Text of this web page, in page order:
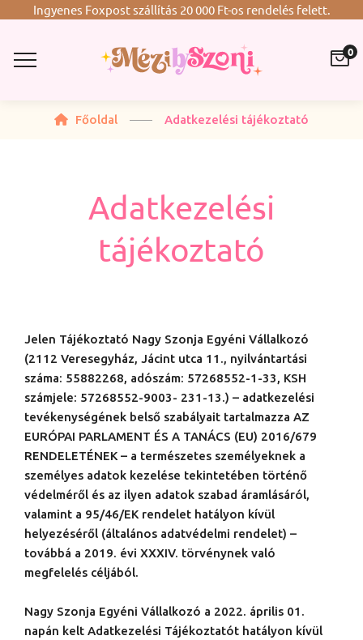
Ingyenes Foxpost szállítás 20 000 Ft-os rendelés felett.
0
Főoldal Adatkezelési tájékoztató
Adatkezelési
tájékoztató
Jelen Tájékoztató Nagy Szonja Egyéni Vállalkozó
(2112 Veresegyház, Jácint utca 11., nyilvántartási
száma: 55882268, adószám: 57268552-1-33, KSH
számjele: 57268552-9003- 231-13.) – adatkezelési
tevékenységének belső szabályait tartalmazza AZ
EURÓPAI PARLAMENT ÉS A TANÁCS (EU) 2016/679
RENDELETÉNEK – a természetes személyeknek a
személyes adatok kezelése tekintetében történő
védelméről és az ilyen adatok szabad áramlásáról,
valamint a 95/46/EK rendelet hatályon kívül
helyezéséről (általános adatvédelmi rendelet) –
továbbá a 2019. évi XXXIV. törvénynek való
megfelelés céljából.
Nagy Szonja Egyéni Vállalkozó a 2022. április 01.
napán kelt Adatkezelési Tájékoztatót hatályon kívül